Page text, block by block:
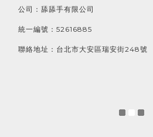
公司：舔舔手有限公司
統一編號：52616885
聯絡地址：台北市大安區瑞安街248號